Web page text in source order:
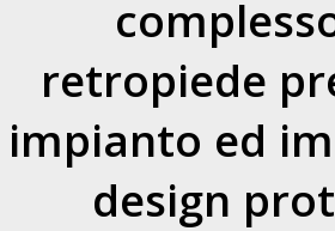
retropiede
impianto ed
design